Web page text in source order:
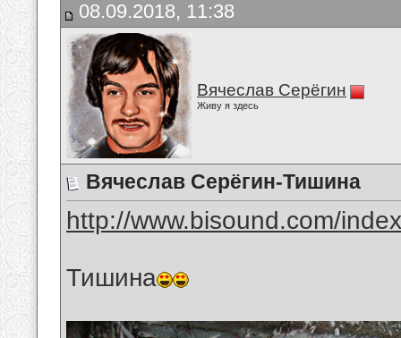
08.09.2018, 11:38
Вячеслав Серёгин
Живу я здесь
Вячеслав Серёгин-Тишина
http://www.bisound.com/
Тишина